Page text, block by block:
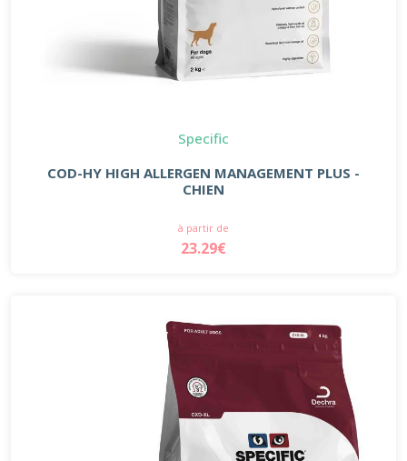
Specific
COD-HY HIGH ALLERGEN MANAGEMENT PLUS -
CHIEN
à partir de
23.29€